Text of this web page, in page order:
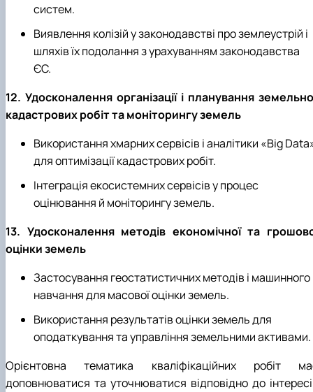
систем.
Виявлення колізій у законодавстві про землеустрій і
шляхів їх подолання з урахуванням законодавства
ЄС.
12. Удосконалення організації і планування
кадастрових робіт та моніторингу земель
Використання хмарних сервісів і аналітики «Big
для оптимізації кадастрових робіт.
Інтеграція екосистемних сервісів у процес
оцінювання й моніторингу земель.
13. Удосконалення методів економічної та
оцінки земель
Застосування геостатистичних методів і машинного
навчання для масової оцінки земель.
Використання результатів оцінки земель для
оподаткування та управління земельними активами.
Орієнтовна тематика кваліфікаційних робіт
доповнюватися та уточнюватися відповідно до